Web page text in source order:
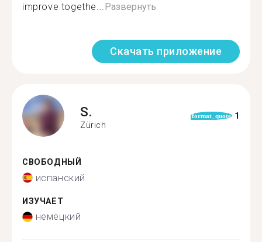
improve togethe...Развернуть
Скачать приложение
S.
Zürich
format_quote 1
СВОБОДНЫЙ
испанский
ИЗУЧАЕТ
немецкий